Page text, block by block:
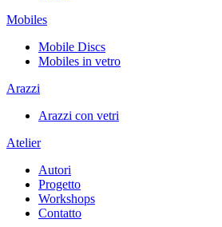
Mobiles
Mobile Discs
Mobiles in vetro
Arazzi
Arazzi con vetri
Atelier
Autori
Progetto
Workshops
Contatto